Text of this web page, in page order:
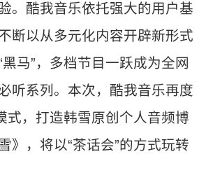
。酷我音乐依托强大的用户基
断以从多元化内容开辟新形式
马”，多档节目一跃成为全网
听系列。本次，酷我音乐再度
式，打造韩雪原创个人音频博
》，将以“茶话会”的方式玩转